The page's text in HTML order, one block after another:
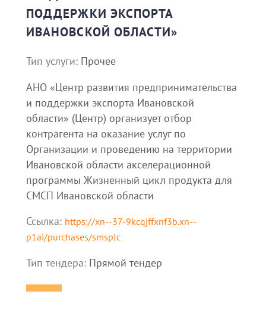
ПОДДЕРЖКИ ЭКСПОРТА
ИВАНОВСКОЙ ОБЛАСТИ»
Тип услуги: Прочее
АНО «Центр развития предпринимательства
и поддержки экспорта Ивановской
области» (Центр) организует отбор
контрагента на оказание услуг по
Организации и проведению на территории
Ивановской области акселерационной
программы Жизненный цикл продукта для
СМСП Ивановской области
Ссылка: https://xn--37-9kcqjffxnf3b.xn--
p1ai/purchases/smspJc
Тип тендера: Прямой тендер